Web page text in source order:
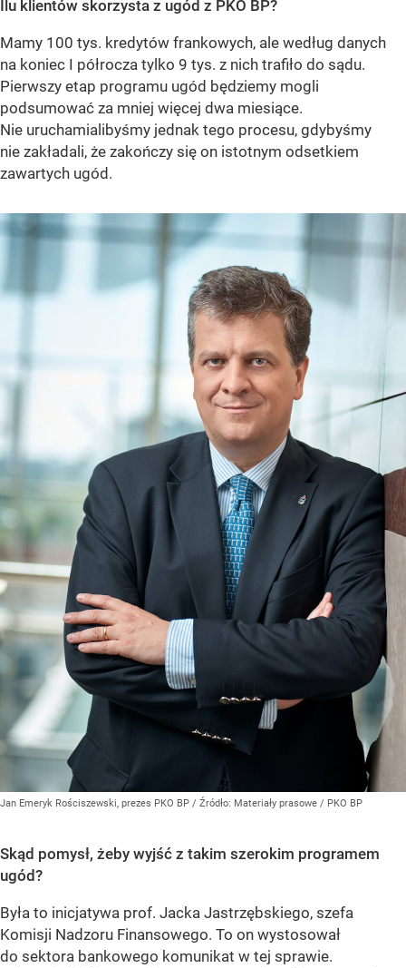
Ilu klientów skorzysta z ugód z PKO BP?
Mamy 100 tys. kredytów frankowych, ale według danych
na koniec I półrocza tylko 9 tys. z nich trafiło do sądu.
Pierwszy etap programu ugód będziemy mogli
podsumować za mniej więcej dwa miesiące.
Nie uruchamialibyśmy jednak tego procesu, gdybyśmy
nie zakładali, że zakończy się on istotnym odsetkiem
zawartych ugód.
Jan Emeryk Rościszewski, prezes PKO BP / Źródło: Materiały prasowe / PKO BP
Skąd pomysł, żeby wyjść z takim szerokim programem
ugód?
Była to inicjatywa prof. Jacka Jastrzębskiego, szefa
Komisji Nadzoru Finansowego. To on wystosował
do sektora bankowego komunikat w tej sprawie.